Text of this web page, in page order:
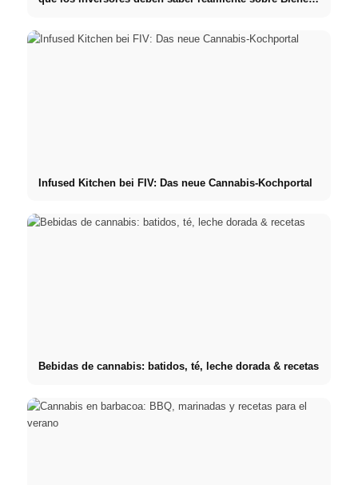
Infused Kitchen bei FIV: Das neue Cannabis-Kochportal
Bebidas de cannabis: batidos, té, leche dorada & recetas